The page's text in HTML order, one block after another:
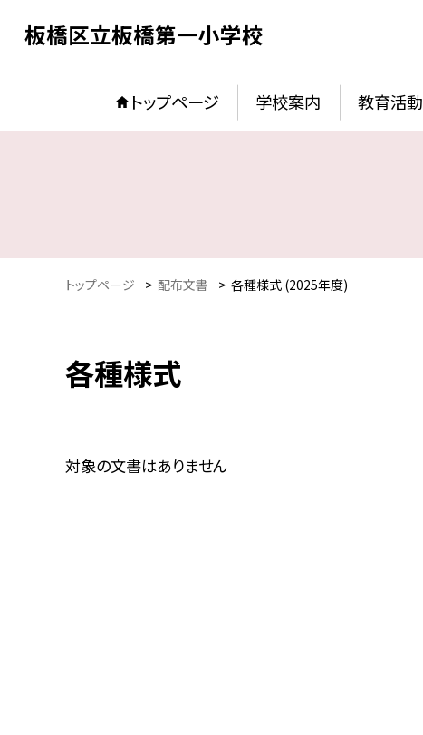
板橋区立板橋第一小学校
トップページ 学校案内 教育活動
トップページ > 配布文書 > 各種様式 (2025年度)
各種様式
対象の文書はありません